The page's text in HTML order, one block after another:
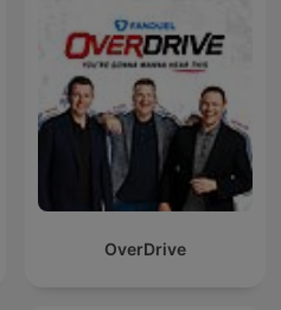
OverDrive